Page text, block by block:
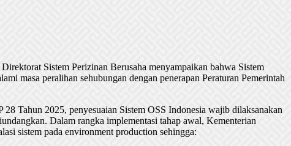
Sistem Perizinan Berusaha menyampaikan bahwa Sistem
masa peralihan sehubungan dengan penerapan Peraturan Pemerintah
28 Tahun 2025, penyesuaian Sistem OSS Indonesia wajib dilaksanakan
Dalam rangka implementasi tahap awal, Kementerian
sistem pada environment production sehingga: